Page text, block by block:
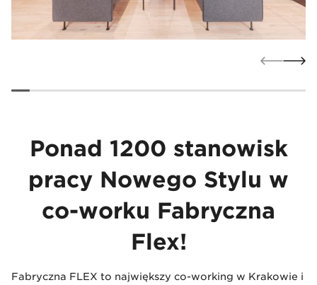
Ponad 1200 stanowisk
pracy Nowego Stylu w
co-worku Fabryczna
Flex!
Fabryczna FLEX to największy co-working w Krakowie i